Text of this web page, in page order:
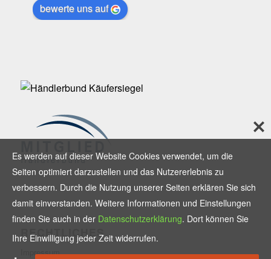
bewerte uns auf
RECHTLICHES
Impressum
Es werden auf dieser Website Cookies verwendet, um die
Seiten optimiert darzustellen und das Nutzererlebnis zu
verbessern. Durch die Nutzung unserer Seiten erklären Sie sich
damit einverstanden. Weitere Informationen und Einstellungen
finden Sie auch in der Datenschutzerklärung. Dort können Sie
Ihre Einwilligung jeder Zeit widerrufen.